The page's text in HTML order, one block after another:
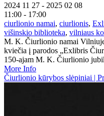
2024 11 27 - 2025 02 08
11:00 - 17:00
ciurlionio namai, ciurlionis,
višinskio biblioteka, vilniaus
M. K. Čiurlionio namai
kviečia į parodos „Exlibris
150-ajam M. K. Čiurlionio
More Info
Čiurlionio kūrybos slėpiniai |